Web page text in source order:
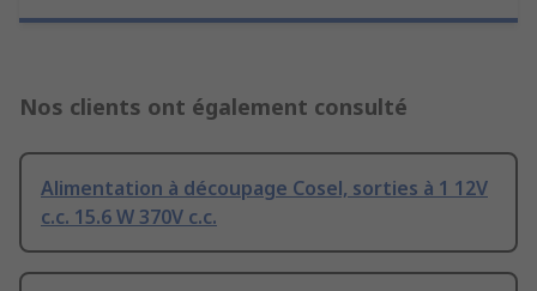
Nos clients ont également consulté
Alimentation à découpage Cosel, sorties à 1 12V
c.c. 15.6 W 370V c.c.